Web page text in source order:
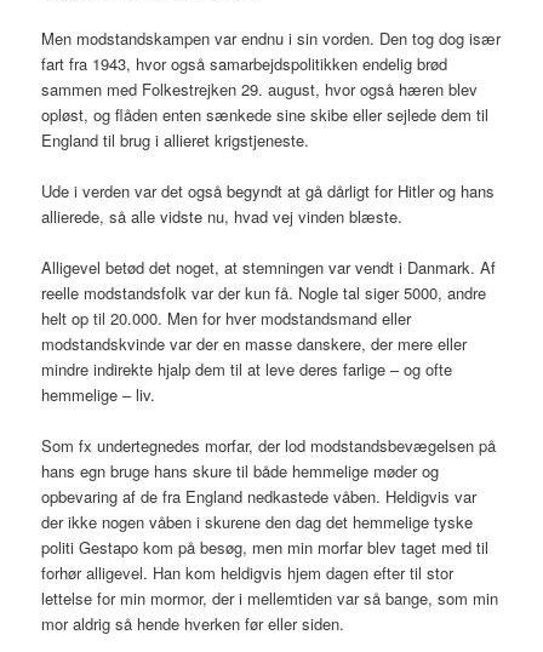
Men modstandskampen var endnu i sin vorden. Den tog dog især
fart fra 1943, hvor også samarbejdspolitikken endelig brød
sammen med Folkestrejken 29. august, hvor også hæren blev
opløst, og flåden enten sænkede sine skibe eller sejlede dem til
England til brug i allieret krigstjeneste.
Ude i verden var det også begyndt at gå dårligt for Hitler og hans
allierede, så alle vidste nu, hvad vej vinden blæste.
Alligevel betød det noget, at stemningen var vendt i Danmark. Af
reelle modstandsfolk var der kun få. Nogle tal siger 5000, andre
helt op til 20.000. Men for hver modstandsmand eller
modstandskvinde var der en masse danskere, der mere eller
mindre indirekte hjalp dem til at leve deres farlige – og ofte
hemmelige – liv.
Som fx undertegnedes morfar, der lod modstandsbevægelsen på
hans egn bruge hans skure til både hemmelige møder og
opbevaring af de fra England nedkastede våben. Heldigvis var
der ikke nogen våben i skurene den dag det hemmelige tyske
politi Gestapo kom på besøg, men min morfar blev taget med til
forhør alligevel. Han kom heldigvis hjem dagen efter til stor
lettelse for min mormor, der i mellemtiden var så bange, som min
mor aldrig så hende hverken før eller siden.